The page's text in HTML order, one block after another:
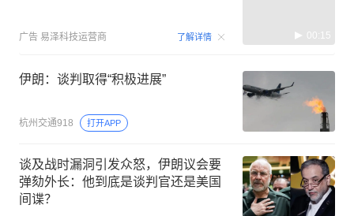
广告 易泽科技运营商 了解详情 00:15
伊朗：谈判取得“积极进展”
杭州交通918 打开APP
谈及战时漏洞引发众怒，伊朗议会要
弹劾外长：他到底是谈判官还是美国
间谍？